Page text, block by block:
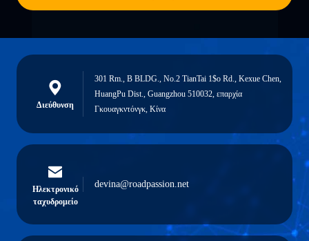
Διεύθυνση
301 Rm., Β BLDG., No.2 TianTai 1$ο Rd., Kexue Chen,
HuangPu Dist., Guangzhou 510032, επαρχία
Γκουαγκντόνγκ, Κίνα
Ηλεκτρονικό
ταχυδρομείο
devina@roadpassion.net